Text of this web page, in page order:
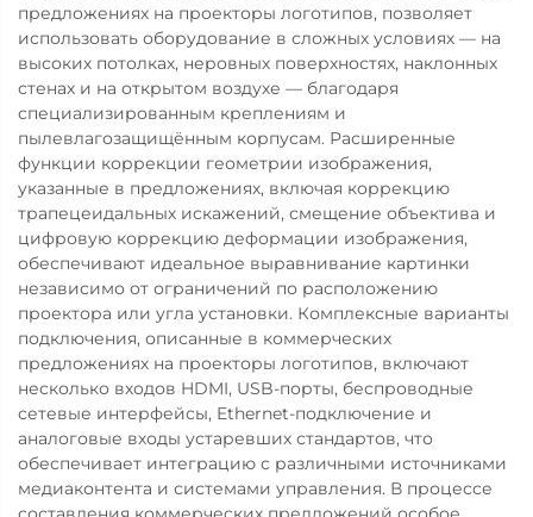
предложениях на проекторы логотипов, позволяет
использовать оборудование в сложных условиях — на
высоких потолках, неровных поверхностях, наклонных
стенах и на открытом воздухе — благодаря
специализированным креплениям и
пылевлагозащищённым корпусам. Расширенные
функции коррекции геометрии изображения,
указанные в предложениях, включая коррекцию
трапецеидальных искажений, смещение объектива и
цифровую коррекцию деформации изображения,
обеспечивают идеальное выравнивание картинки
независимо от ограничений по расположению
проектора или угла установки. Комплексные варианты
подключения, описанные в коммерческих
предложениях на проекторы логотипов, включают
несколько входов HDMI, USB-порты, беспроводные
сетевые интерфейсы, Ethernet-подключение и
аналоговые входы устаревших стандартов, что
обеспечивает интеграцию с различными источниками
медиаконтента и системами управления. В процессе